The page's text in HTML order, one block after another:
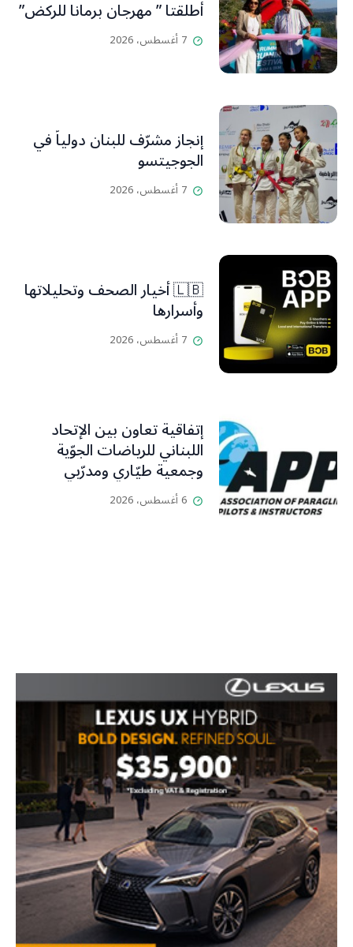
أطلقتا ” مهرجان برمانا للركض”
7 أغسطس، 2026
إنجاز مشرّف للبنان دولياً في
الجوجيتسو
7 أغسطس، 2026
🇱🇧 أخيار الصحف وتحليلاتها
وأسرارها
7 أغسطس، 2026
إتفاقية تعاون بين الإتحاد
اللبناني للرياضات الجوّية
وجمعية طيّاري ومدرّبي
الطيران الشراعي
6 أغسطس، 2026